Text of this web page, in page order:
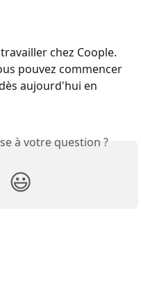
chez Coople.
pouvez commencer
aujourd'hui en
à votre question ?
😃